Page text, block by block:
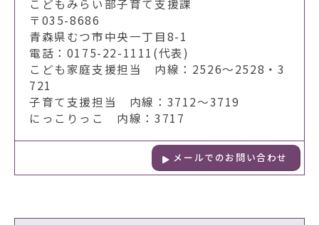
こどもみらい部子育て支援課
〒035-8686
青森県むつ市中央一丁目8-1
電話：0175-22-1111(代表)
こども家庭支援担当 内線：2526～2528・3
721
子育て支援担当 内線：3712～3719
にっこりっこ 内線：3717
メールでのお問い合わせ